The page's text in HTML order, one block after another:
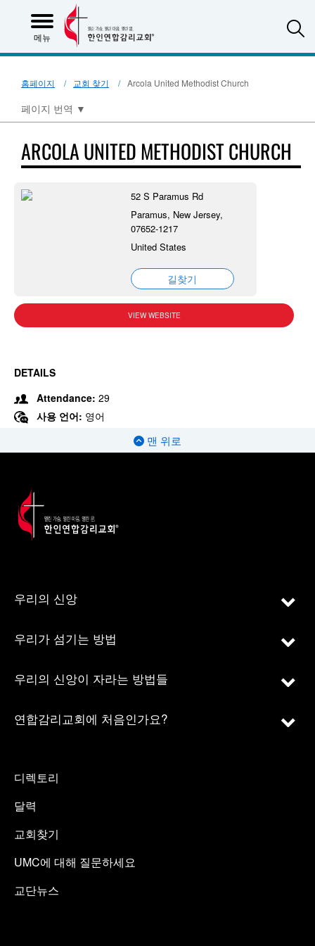
메뉴
홈페이지 교회 찾기 Arcola United Methodist Church
페이지 번역 ▼
ARCOLA UNITED METHODIST CHURCH
52 S Paramus Rd
Paramus, New Jersey,
07652-1217
United States
길찾기
VIEW WEBSITE
DETAILS
Attendance: 29
사용 언어: 영어
맨 위로
우리의 신앙
우리가 섬기는 방법
우리의 신앙이 자라는 방법들
연합감리교회에 처음인가요?
디렉토리
달력
교회찾기
UMC에 대해 질문하세요
교단뉴스